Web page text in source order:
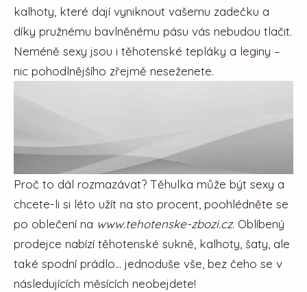
kalhoty, které dají vyniknout vašemu zadečku a
díky pružnému bavlněnému pásu vás nebudou tlačit.
Neméně sexy jsou i těhotenské tepláky a leginy –
nic pohodlnějšího zřejmě neseženete.
Proč to dál rozmazávat? Těhulka může být sexy a
chcete-li si léto užít na sto procent, poohlédněte se
po oblečení na www.tehotenske-zbozi.cz. Oblíbený
prodejce nabízí těhotenské sukně, kalhoty, šaty, ale
také spodní prádlo... jednoduše vše, bez čeho se v
následujících měsících neobejdete!